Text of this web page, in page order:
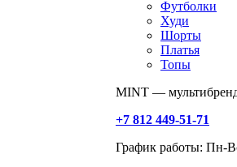
Футболки
Худи
Шорты
Платья
Топы
MINT —
+7 812 449-51-71
График работы: Пн-